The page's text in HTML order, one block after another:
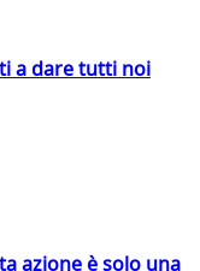
a dare tutti noi
azione è solo una